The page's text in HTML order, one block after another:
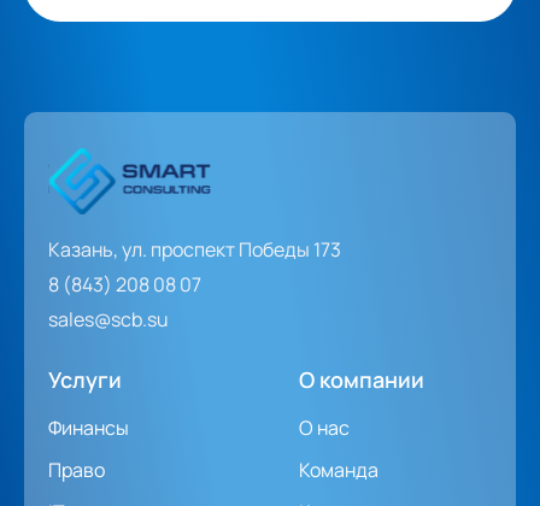
Казань, ул. проспект Победы 173
8 (843) 208 08 07
sales@scb.su
Услуги
Финансы
Право
О компании
О нас
Команда